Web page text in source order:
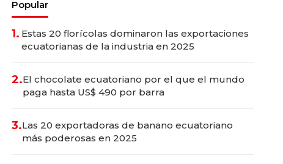
Popular
1. Estas 20 florícolas dominaron las exportaciones
ecuatorianas de la industria en 2025
2.El chocolate ecuatoriano por el que el mundo
paga hasta US$ 490 por barra
3.Las 20 exportadoras de banano ecuatoriano
más poderosas en 2025